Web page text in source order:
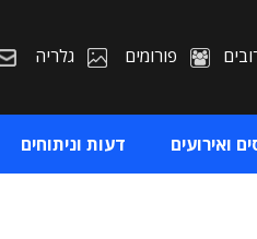
פורומים גלריה
ואירועים דעות וניתוחים